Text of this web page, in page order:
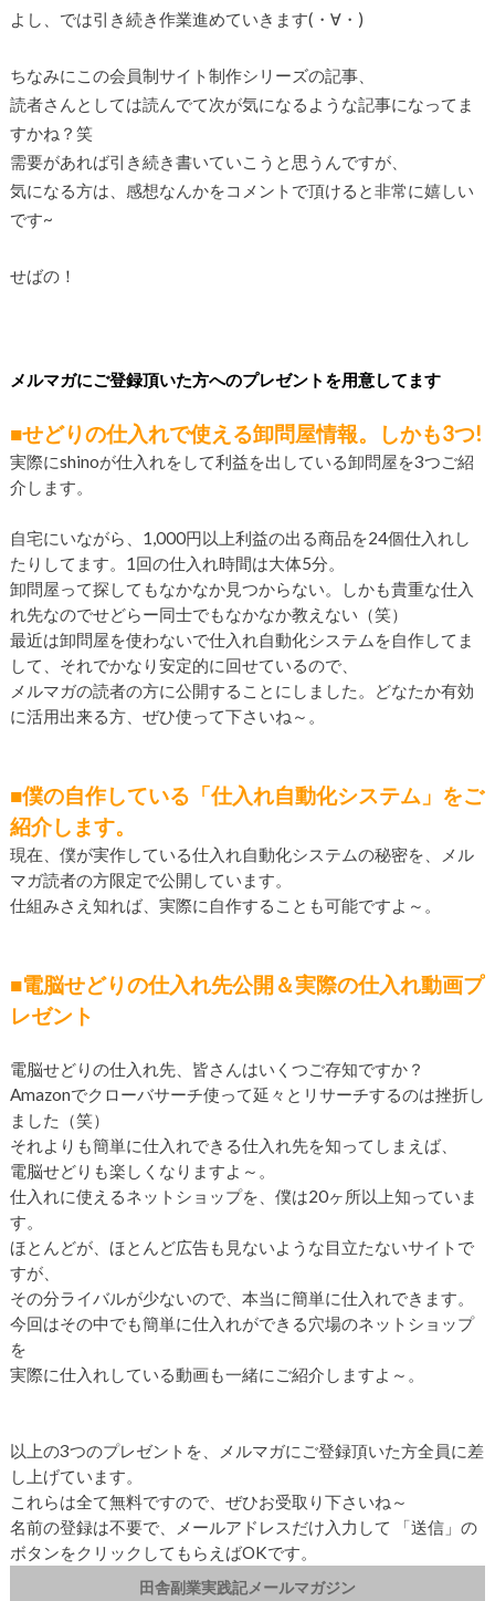
よし、では引き続き作業進めていきます(・∀・)
ちなみにこの会員制サイト制作シリーズの記事、
読者さんとしては読んでて次が気になるような記事になってま
すかね？笑
需要があれば引き続き書いていこうと思うんですが、
気になる方は、感想なんかをコメントで頂けると非常に嬉しい
です~
せばの！
メルマガにご登録頂いた方へのプレゼントを用意してます
■せどりの仕入れで使える卸問屋情報。しかも3つ!
実際にshinoが仕入れをして利益を出している卸問屋を3つご紹
介します。
自宅にいながら、1,000円以上利益の出る商品を24個仕入れし
たりしてます。1回の仕入れ時間は大体5分。
卸問屋って探してもなかなか見つからない。しかも貴重な仕入
れ先なのでせどらー同士でもなかなか教えない（笑）
最近は卸問屋を使わないで仕入れ自動化システムを自作してま
して、それでかなり安定的に回せているので、
メルマガの読者の方に公開することにしました。どなたか有効
に活用出来る方、ぜひ使って下さいね～。
■僕の自作している「仕入れ自動化システム」をご
紹介します。
現在、僕が実作している仕入れ自動化システムの秘密を、メル
マガ読者の方限定で公開しています。
仕組みさえ知れば、実際に自作することも可能ですよ～。
■電脳せどりの仕入れ先公開＆実際の仕入れ動画プ
レゼント
電脳せどりの仕入れ先、皆さんはいくつご存知ですか？
Amazonでクローバサーチ使って延々とリサーチするのは挫折し
ました（笑）
それよりも簡単に仕入れできる仕入れ先を知ってしまえば、
電脳せどりも楽しくなりますよ～。
仕入れに使えるネットショップを、僕は20ヶ所以上知っていま
す。
ほとんどが、ほとんど広告も見ないような目立たないサイトで
すが、
その分ライバルが少ないので、本当に簡単に仕入れできます。
今回はその中でも簡単に仕入れができる穴場のネットショップ
を
実際に仕入れしている動画も一緒にご紹介しますよ～。
以上の3つのプレゼントを、メルマガにご登録頂いた方全員に差
し上げています。
これらは全て無料ですので、ぜひお受取り下さいね～
名前の登録は不要で、メールアドレスだけ入力して 「送信」の
ボタンをクリックしてもらえばOKです。
田舎副業実践記メールマガジン